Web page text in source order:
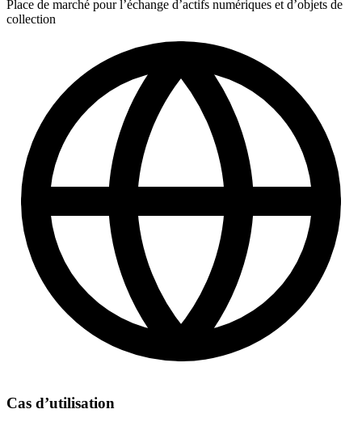
Place de marché pour l’échange d’actifs numériques et d’objets de
collection
Cas d’utilisation